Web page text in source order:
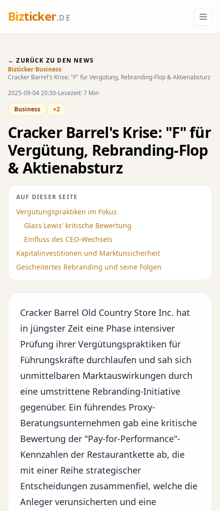
Bizticker.DE
← ZURÜCK ZU DEN NEWS
Bizticker/Business/
Cracker Barrel's Krise: "F" für Vergütung, Rebranding-Flop & Aktienabsturz
2025-09-04 20:30 Lesezeit: 7 Min
Business
+2
Cracker Barrel's Krise: "F" für
Vergütung, Rebranding-Flop
& Aktienabsturz
AUF DIESER SEITE
Vergütungspraktiken im Fokus
Glass Lewis' kritische Bewertung
Einfluss des CEO-Wechsels
Kapitalinvestitionen und Marktunsicherheit
Gescheitertes Rebranding und seine Folgen
Cracker Barrel Old Country Store Inc. hat
in jüngster Zeit eine Phase intensiver
Prüfung ihrer Vergütungspraktiken für
Führungskräfte durchlaufen und sah sich
unmittelbaren Marktauswirkungen durch
eine umstrittene Rebranding-Initiative
gegenüber. Ein führendes Proxy-
Beratungsunternehmen gab eine kritische
Bewertung der "Pay-for-Performance"-
Kennzahlen der Restaurantkette ab, die
mit einer Reihe strategischer
Entscheidungen zusammenfiel, welche die
Anleger verunsicherten und eine